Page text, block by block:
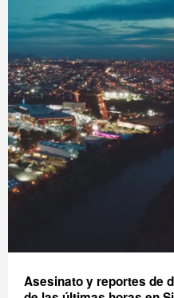
Asesinato y reportes de